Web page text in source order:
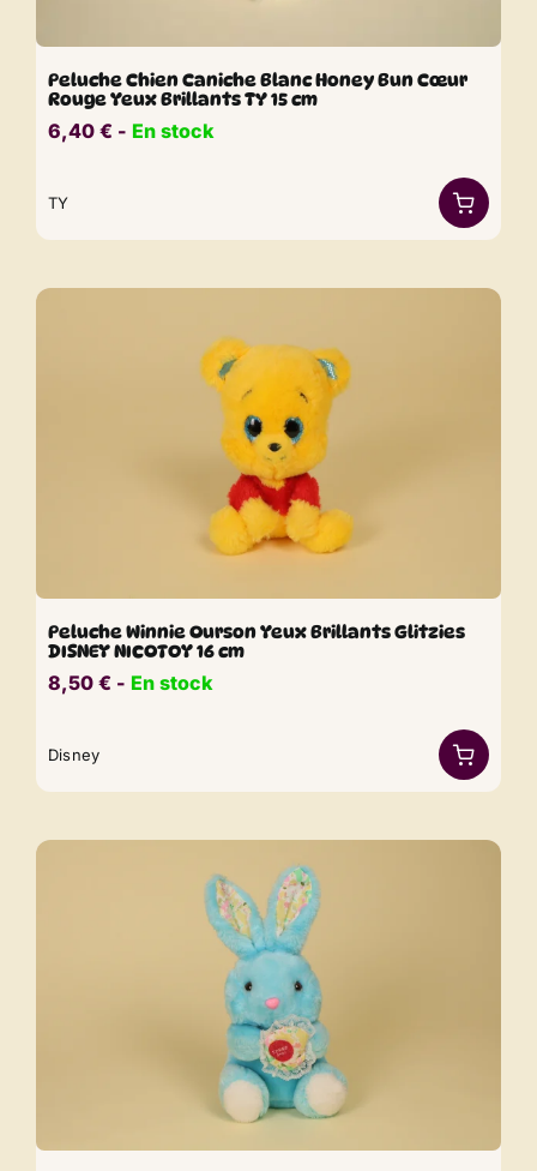
Peluche Chien Caniche Blanc Honey Bun Cœur
Rouge Yeux Brillants TY 15 cm
6,40 € ​​ - En stock
TY
Peluche Winnie Ourson Yeux Brillants Glitzies
DISNEY NICOTOY 16 cm
8,50 € ​​ - En stock
Disney